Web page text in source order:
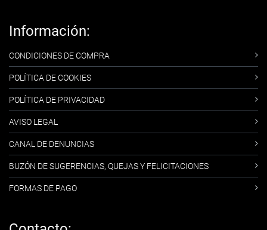
Información:
CONDICIONES DE COMPRA
POLÍTICA DE COOKIES
POLÍTICA DE PRIVACIDAD
AVISO LEGAL
CANAL DE DENUNCIAS
BUZÓN DE SUGERENCIAS, QUEJAS Y FELICITACIONES
FORMAS DE PAGO